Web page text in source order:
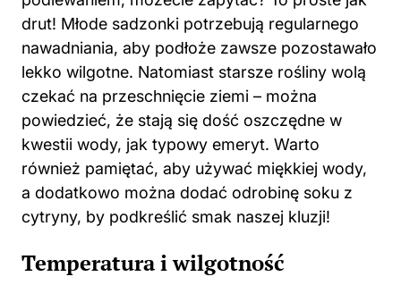
drut! Młode sadzonki potrzebują regularnego
nawadniania, aby podłoże zawsze pozostawało
lekko wilgotne. Natomiast starsze rośliny wolą
czekać na przeschnięcie ziemi – można
powiedzieć, że stają się dość oszczędne w
kwestii wody, jak typowy emeryt. Warto
również pamiętać, aby używać miękkiej wody,
a dodatkowo można dodać odrobinę soku z
cytryny, by podkreślić smak naszej kluzji!
Temperatura i wilgotność